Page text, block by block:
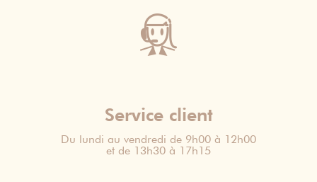
Service client
Du lundi au vendredi de 9h00 à 12h00
et de 13h30 à 17h15